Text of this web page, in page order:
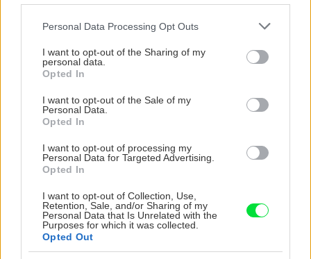
Please note that this website/app uses one or more Google
not limited to your visit or usage behaviour. You may click to
grant or deny consent to Google and its third-party tags to
use your data for below specified purposes in below Google
consent section.
Personal Data Processing Opt Outs
I want to opt-out of the Sharing of my
personal data.
Opted In
I want to opt-out of the Sale of my
Personal Data.
Opted In
I want to opt-out of processing my
Personal Data for Targeted Advertising.
Opted In
I want to opt-out of Collection, Use,
Retention, Sale, and/or Sharing of my
Personal Data that Is Unrelated with the
Purposes for which it was collected.
Opted Out
nesmierne príťažlivý! Takto
staršieho páru s
odrastenými deťmi
Môj dom
Toto stačí aplikovať na
zrkadlo v kúpeľni a
Jednoduchý trik pritom
zaberie len chvíľku (VIDEO)
KOMENTÁRE